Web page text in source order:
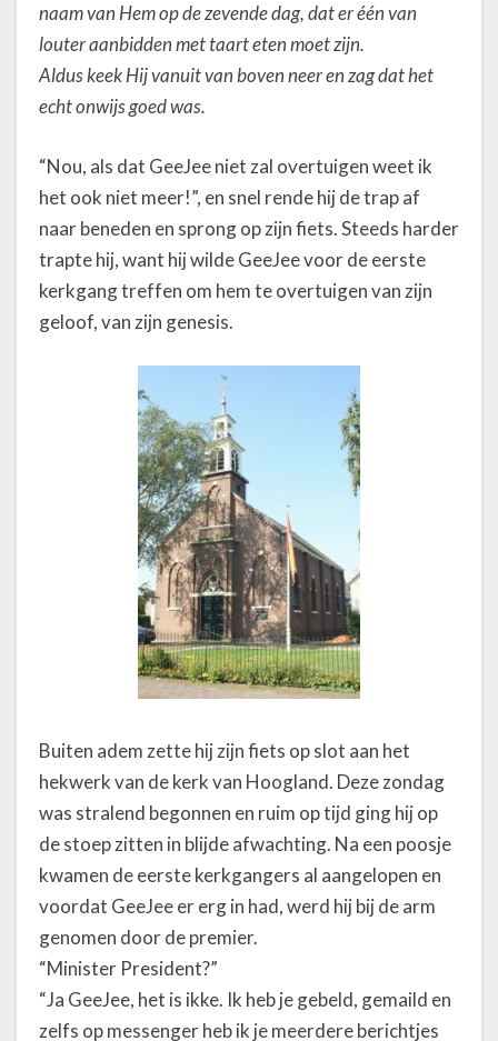
naam van Hem op de zevende dag, dat er één van
louter aanbidden met taart eten moet zijn.
Aldus keek Hij vanuit van boven neer en zag dat het
echt onwijs goed was.
“Nou, als dat GeeJee niet zal overtuigen weet ik
het ook niet meer!”, en snel rende hij de trap af
naar beneden en sprong op zijn fiets. Steeds harder
trapte hij, want hij wilde GeeJee voor de eerste
kerkgang treffen om hem te overtuigen van zijn
geloof, van zijn genesis.
Buiten adem zette hij zijn fiets op slot aan het
hekwerk van de kerk van Hoogland. Deze zondag
was stralend begonnen en ruim op tijd ging hij op
de stoep zitten in blijde afwachting. Na een poosje
kwamen de eerste kerkgangers al aangelopen en
voordat GeeJee er erg in had, werd hij bij de arm
genomen door de premier.
“Minister President?”
“Ja GeeJee, het is ikke. Ik heb je gebeld, gemaild en
zelfs op messenger heb ik je meerdere berichtjes